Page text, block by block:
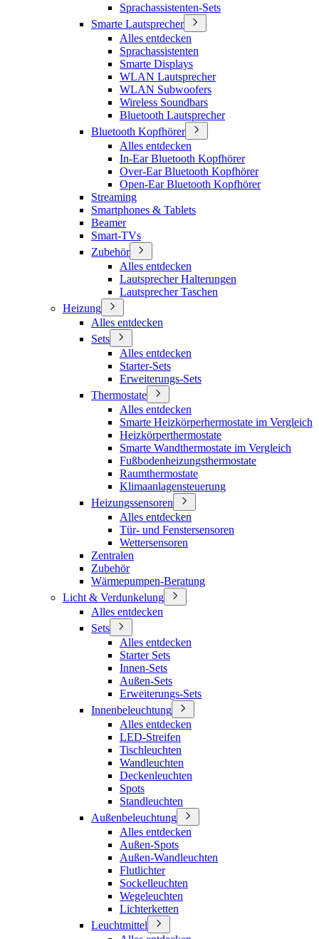
Sprachassistenten-Sets
Smarte Lautsprecher
Alles entdecken
Sprachassistenten
Smarte Displays
WLAN Lautsprecher
WLAN Subwoofers
Wireless Soundbars
Bluetooth Lautsprecher
Bluetooth Kopfhörer
Alles entdecken
In-Ear Bluetooth Kopfhörer
Over-Ear Bluetooth Kopfhörer
Open-Ear Bluetooth Kopfhörer
Streaming
Smartphones & Tablets
Beamer
Smart-TVs
Zubehör
Alles entdecken
Lautsprecher Halterungen
Lautsprecher Taschen
Heizung
Alles entdecken
Sets
Alles entdecken
Starter-Sets
Erweiterungs-Sets
Thermostate
Alles entdecken
Smarte Heizkörperhermostate im Vergleich
Heizkörperthermostate
Smarte Wandthermostate im Vergleich
Fußbodenheizungsthermostate
Raumthermostate
Klimaanlagensteuerung
Heizungssensoren
Alles entdecken
Tür- und Fenstersensoren
Wettersensoren
Zentralen
Zubehör
Wärmepumpen-Beratung
Licht & Verdunkelung
Alles entdecken
Sets
Alles entdecken
Starter Sets
Innen-Sets
Außen-Sets
Erweiterungs-Sets
Innenbeleuchtung
Alles entdecken
LED-Streifen
Tischleuchten
Wandleuchten
Deckenleuchten
Spots
Standleuchten
Außenbeleuchtung
Alles entdecken
Außen-Spots
Außen-Wandleuchten
Flutlichter
Sockelleuchten
Wegeleuchten
Lichterketten
Leuchtmittel